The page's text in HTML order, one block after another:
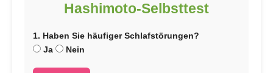
Hashimoto-Selbsttest
1. Haben Sie häufiger Schlafstörungen?
Ja
Nein